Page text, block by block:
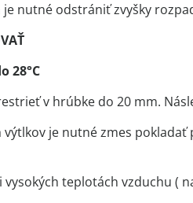
je nutné odstrániť zvyšky
28°C
v hrúbke do 20 mm.
je nutné zmes
teplotách vzduchu (